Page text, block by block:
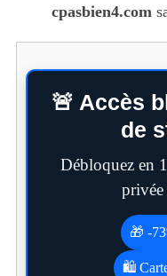
cpasbien4.com
🚨 Accès
de
Débloquez en
🎁 -
🛍️